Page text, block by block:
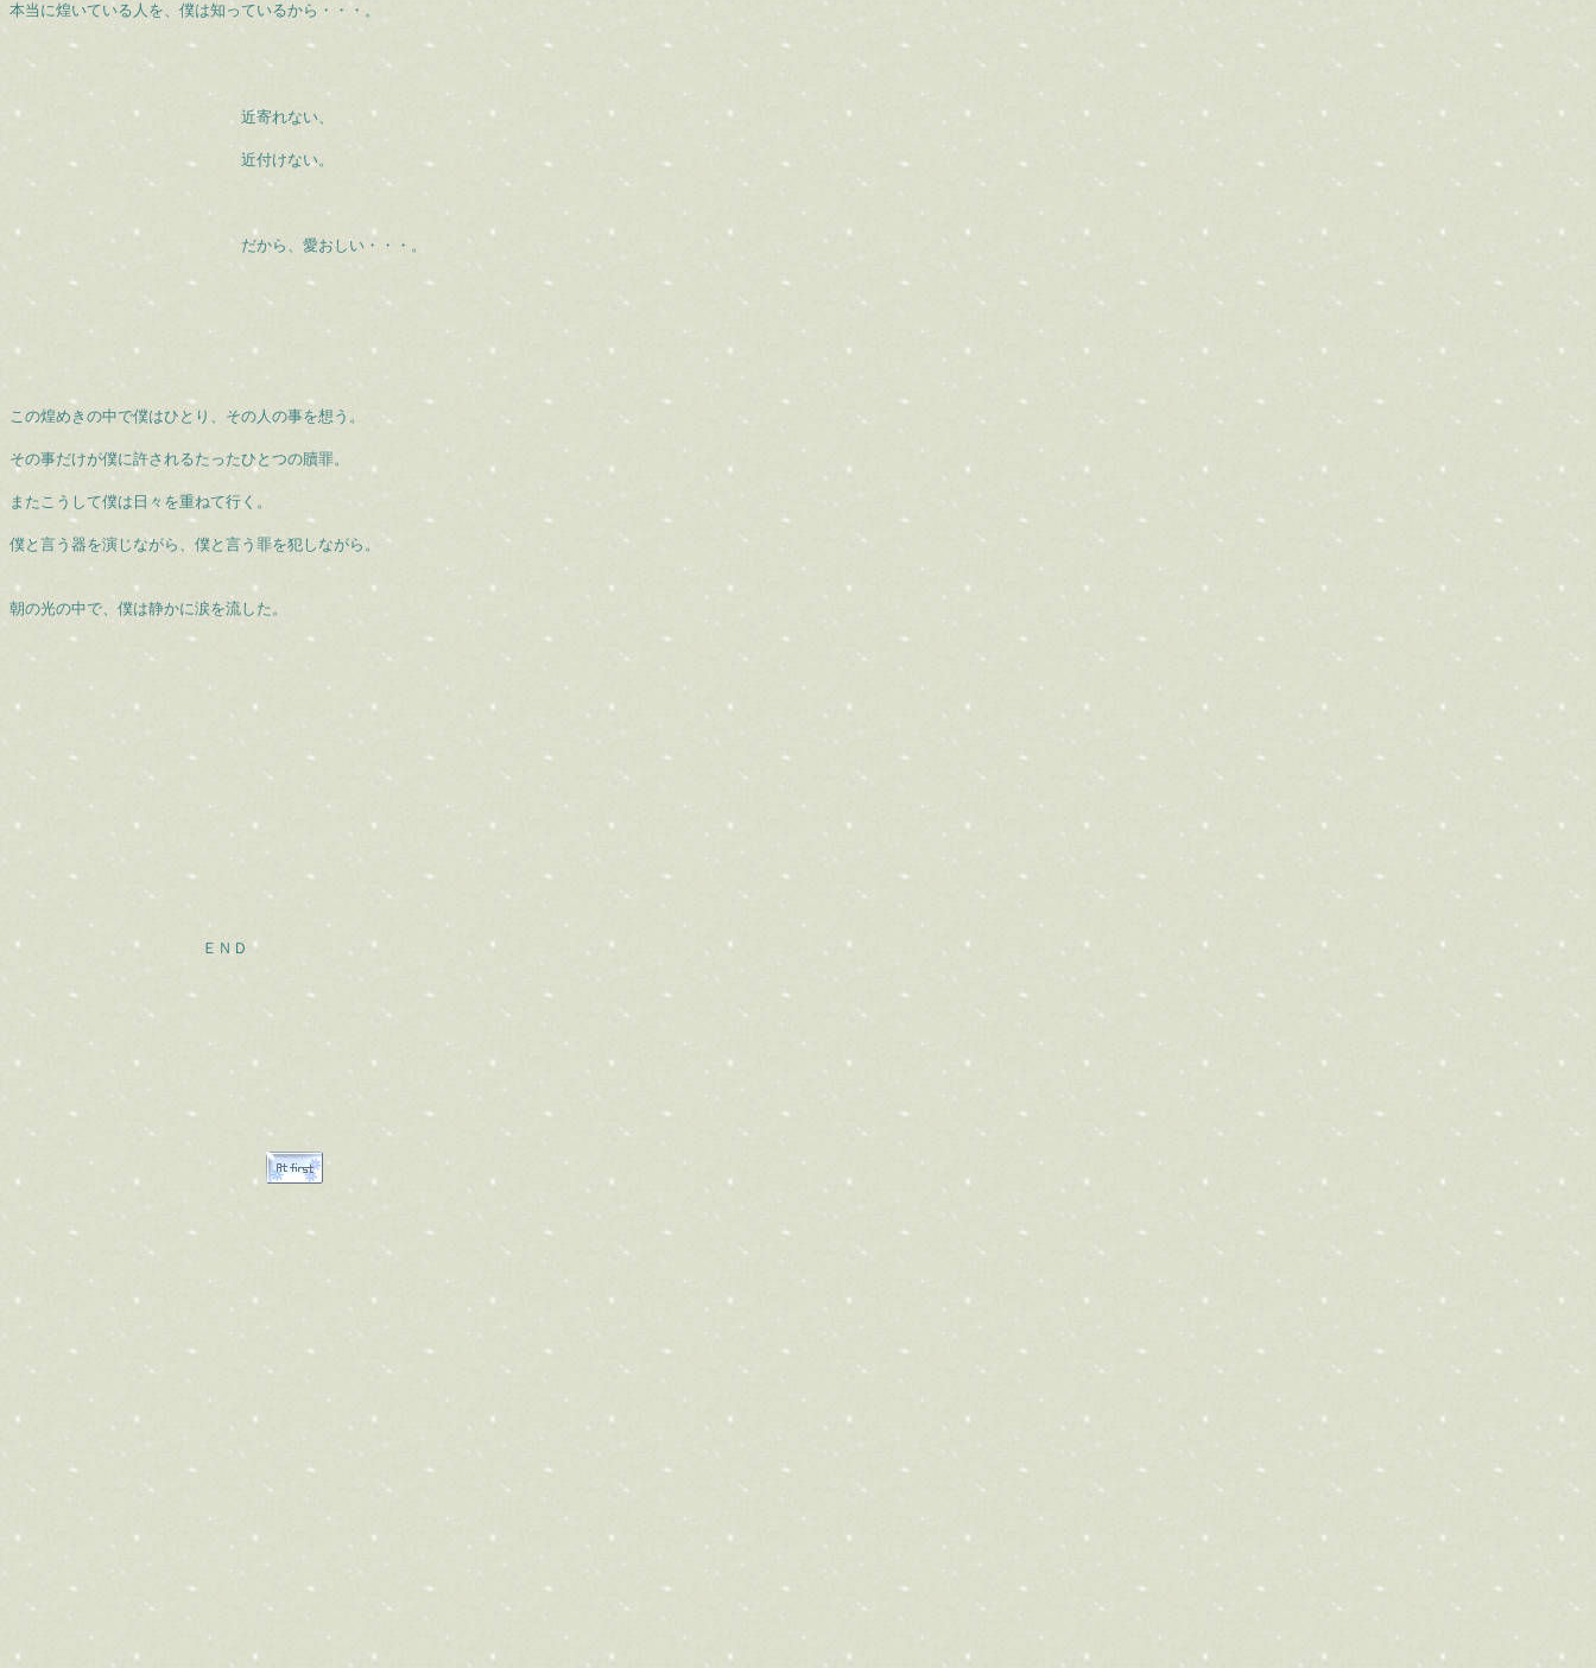
本当に煌いている人を、僕は知っているから・・・。
近寄れない、
近付けない。
だから、愛おしい・・・。
この煌めきの中で僕はひとり、その人の事を想う。
その事だけが僕に許されるたったひとつの贖罪。
またこうして僕は日々を重ねて行く。
僕と言う器を演じながら、僕と言う罪を犯しながら。
朝の光の中で、僕は静かに涙を流した。
ＥＮＤ